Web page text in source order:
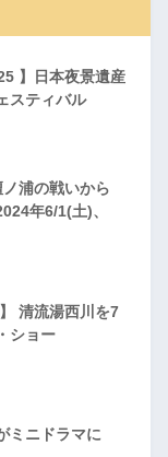
】日本夜景遺産
スティバル
ノ浦の戦いから
年6/1(土)、
清流湯西川を7
ショー
ミニドラマに